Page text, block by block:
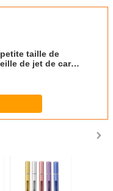
taille de
de jet de carte